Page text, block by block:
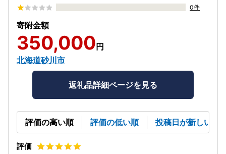
0件
寄附金額
350,000 円
北海道砂川市
返礼品詳細ページを見る
評価の高い順 評価の低い順 投稿日が新しい順